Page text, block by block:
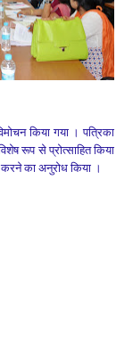
किया गया ।पत्रिका
रूप से प्रोत्साहित किया
करने का अनुरोध किया ।